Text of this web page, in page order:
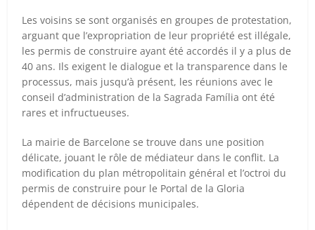
Les voisins se sont organisés en groupes de protestation,
arguant que l’expropriation de leur propriété est illégale,
les permis de construire ayant été accordés il y a plus de
40 ans. Ils exigent le dialogue et la transparence dans le
processus, mais jusqu’à présent, les réunions avec le
conseil d’administration de la Sagrada Família ont été
rares et infructueuses.
La mairie de Barcelone se trouve dans une position
délicate, jouant le rôle de médiateur dans le conflit. La
modification du plan métropolitain général et l’octroi du
permis de construire pour le Portal de la Gloria
dépendent de décisions municipales.